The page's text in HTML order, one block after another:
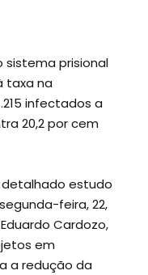
sistema prisional
taxa na
infectados a
20,2 por cem
estudo
feira, 22,
Cardozo,
em
a redução da